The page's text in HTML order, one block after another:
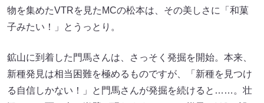
物を集めたVTRを見たMCの松本は、その美しさに「和菓
子みたい！」とうっとり。
鉱山に到着した門馬さんは、さっそく発掘を開始。本来、
新種発見は相当困難を極めるものですが、「新種を見つけ
る自信しかない！」と門馬さんが発掘を続けると……。壮